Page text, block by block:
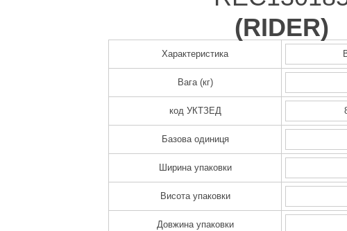
(RIDER)
Характеристика
Вага (кг)
код УКТЗЕД
Базова одиниця
Ширина упаковки
Висота упаковки
Довжина упаковки